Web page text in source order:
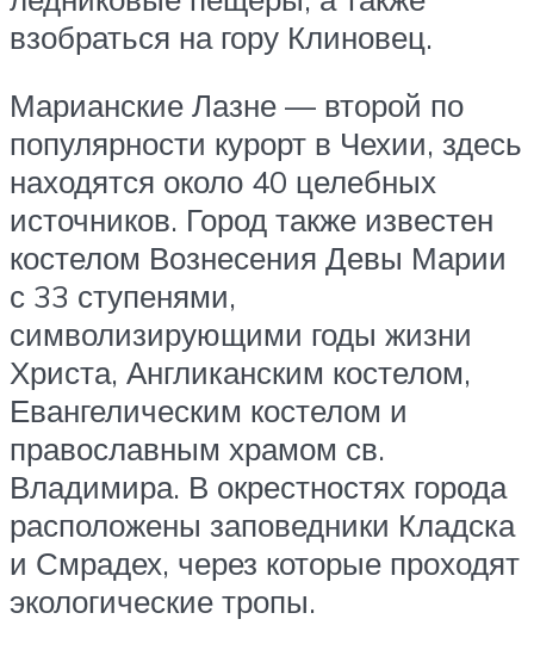
взобраться на гору Клиновец.
Марианские Лазне — второй по
популярности курорт в Чехии, здесь
находятся около 40 целебных
источников. Город также известен
костелом Вознесения Девы Марии
с 33 ступенями,
символизирующими годы жизни
Христа, Англиканским костелом,
Евангелическим костелом и
православным храмом св.
Владимира. В окрестностях города
расположены заповедники Кладска
и Смрадех, через которые проходят
экологические тропы.